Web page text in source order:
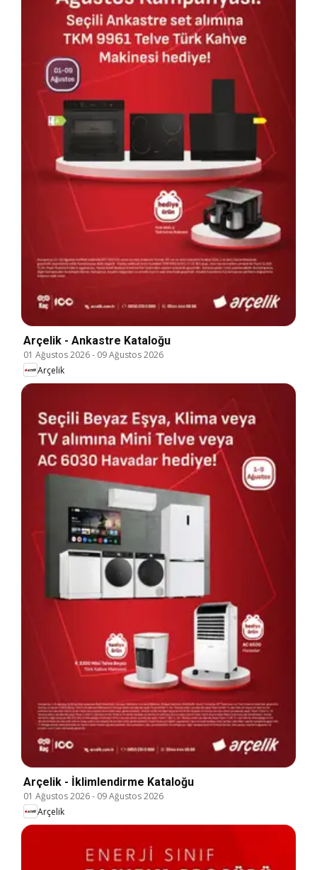
Arçelik - Ankastre Kataloğu
01 Ağustos 2026- 09 Ağustos 2026
Arçelik
Arçelik - İklimlendirme Kataloğu
01 Ağustos 2026- 09 Ağustos 2026
Arçelik